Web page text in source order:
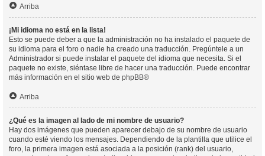
Arriba
¡Mi idioma no está en la lista!
Esto se puede deber a que la administración no ha instalado el paquete de
su idioma para el foro o nadie ha creado una traducción. Pregúntele a un
Administrador si puede instalar el paquete del idioma que necesita. Si el
paquete no existe, siéntase libre de hacer una traducción. Puede encontrar
más información en el sitio web de phpBB®
Arriba
¿Qué es la imagen al lado de mi nombre de usuario?
Hay dos imágenes que pueden aparecer debajo de su nombre de usuario
cuando esté viendo los mensajes. Dependiendo de la plantilla que utilice el
foro, la primera imagen está asociada a la posición (rank) del usuario,